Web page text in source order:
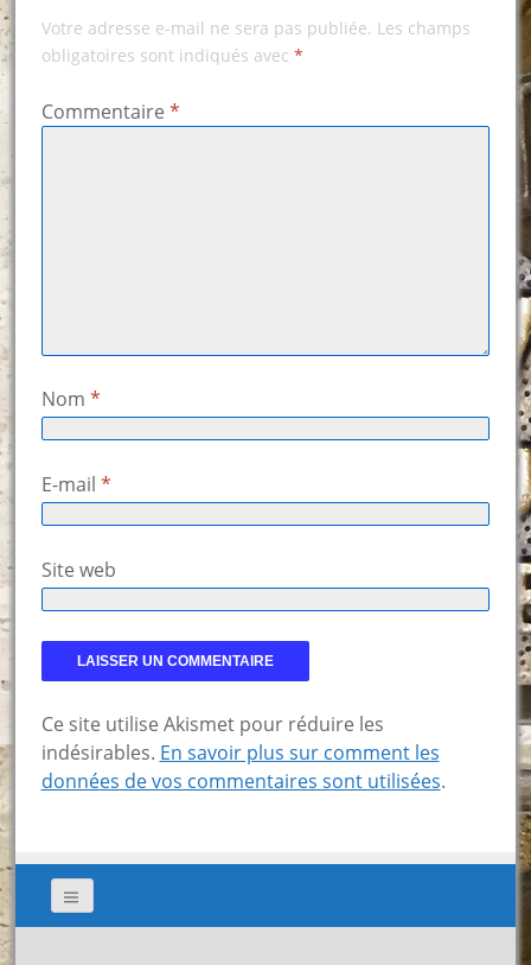
Votre adresse e-mail ne sera pas publiée. Les champs
obligatoires sont indiqués avec *
Commentaire *
Nom *
E-mail *
Site web
Ce site utilise Akismet pour réduire les
indésirables. En savoir plus sur comment les
données de vos commentaires sont utilisées.